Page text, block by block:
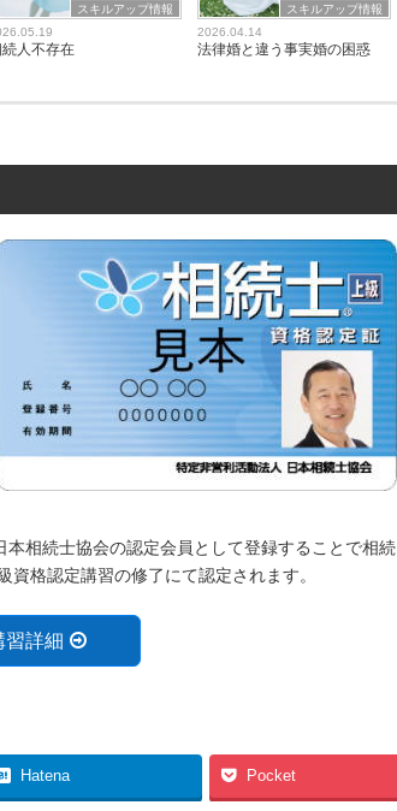
スキルアップ情報
人不存在
スキルアップ情報
2026.04.14
法律婚と違う事実婚の困惑
相続士協会の認定会員として登録することで相続
格認定講習の修了にて認定されます。
習詳細
Hatena Pocket